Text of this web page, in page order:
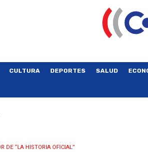
CULTURA DEPORTES SALUD
DE “LA HISTORIA OFICIAL”